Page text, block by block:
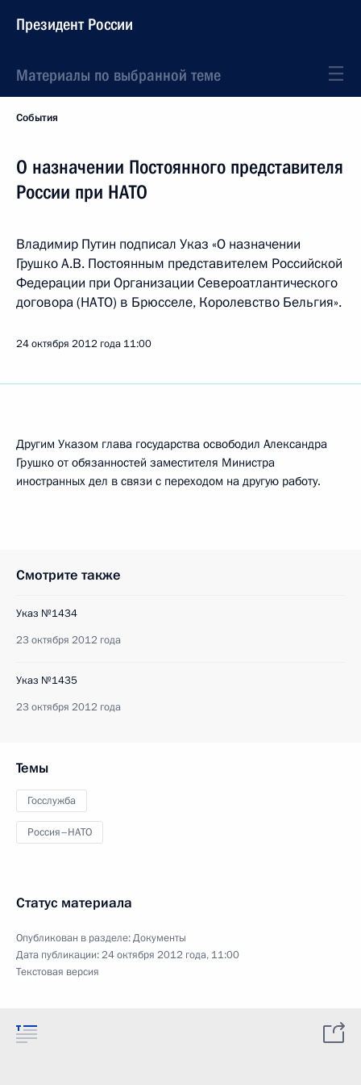
Президент России
Материалы по выбранной теме
События
О назначении Постоянного представителя
России при НАТО
Владимир Путин подписал Указ «О назначении
Грушко А.В. Постоянным представителем Российской
Федерации при Организации Североатлантического
договора (НАТО) в Брюсселе, Королевство Бельгия».
24 октября 2012 года 11:00
Другим Указом глава государства освободил Александра
Грушко от обязанностей заместителя Министра
иностранных дел в связи с переходом на другую работу.
Смотрите также
Указ №1434
23 октября 2012 года
Указ №1435
23 октября 2012 года
Темы
Госслужба
Россия–НАТО
Статус материала
Опубликован в разделе:Документы
Дата публикации:24 октября 2012 года, 11:00
Текстовая версия